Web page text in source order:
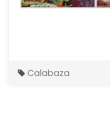
Calabaza